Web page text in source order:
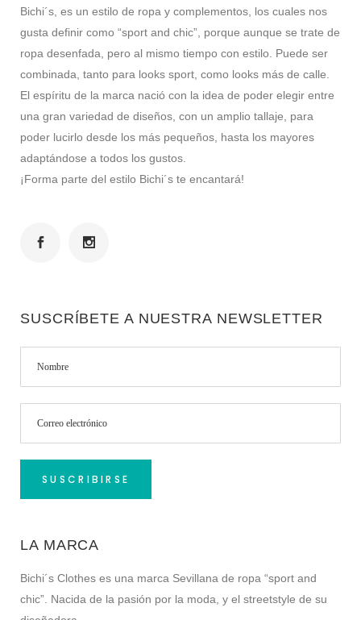
Bichi´s, es un estilo de ropa y complementos, los cuales nos
gusta definir como “sport and chic”, porque aunque se trate de
ropa desenfada, pero al mismo tiempo con estilo. Puede ser
combinada, tanto para looks sport, como looks más de calle.
El espíritu de la marca nació con la idea de poder elegir entre
una gran variedad de diseños, con un amplio tallaje, para
poder lucirlo desde los más pequeños, hasta los mayores
adaptándose a todos los gustos.
¡Forma parte del estilo Bichi´s te encantará!
SUSCRÍBETE A NUESTRA NEWSLETTER
LA MARCA
Bichi´s Clothes es una marca Sevillana de ropa “sport and
chic”. Nacida de la pasión por la moda, y el streetstyle de su